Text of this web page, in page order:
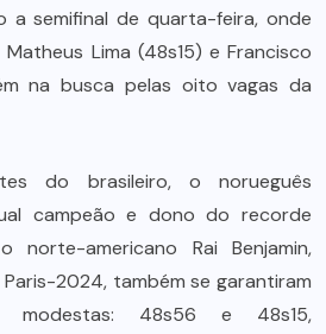
a semifinal de quarta-feira, onde
Lima (48s15) e Francisco
na busca pelas oito vagas da
do brasileiro, o norueguês
campeão e dono do recorde
americano Rai Benjamin,
2024, também se garantiram
modestas: 48s56 e 48s15,